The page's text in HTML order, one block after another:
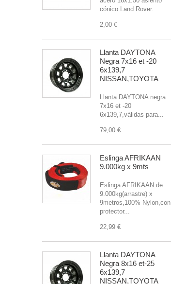
cónico.Land Rover.
2,00 €
Llanta DAYTONA
Negra 7x16 et -20
6x139,7
NISSAN,TOYOTA
Llanta DAYTONA negra
7x16 et -20
6x139,7,válidas para...
79,00 €
Eslinga AFRIKAAN
9.000kg x 9mts
Eslinga AFRIKAAN de
9.000kg(arrastre) x
9metros,100% Nylon,con
protector...
22,99 €
Llanta DAYTONA
Negra 8x16 et-25
6x139,7
NISSAN,TOYOTA